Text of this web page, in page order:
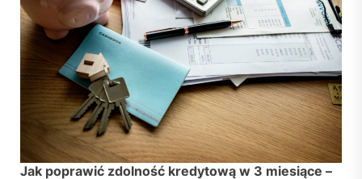
Jak poprawić zdolność kredytową w 3 miesiące –